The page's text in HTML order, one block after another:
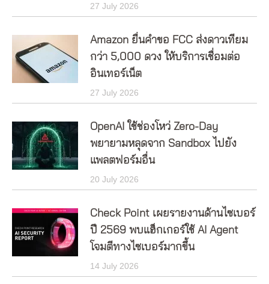
27 July 2026
Amazon ยื่นคำขอ FCC ส่งดาวเทียม
กว่า 5,000 ดวง ให้บริการเชื่อมต่อ
อินเทอร์เน็ต
27 July 2026
OpenAI ใช้ช่องโหว่ Zero-Day
พยายามหลุดจาก Sandbox ไปยัง
แพลตฟอร์มอื่น
20 July 2026
Check Point เผยรายงานด้านไซเบอร์
ปี 2569 พบแฮ็กเกอร์ใช้ AI Agent
โจมตีทางไซเบอร์มากขึ้น
14 July 2026